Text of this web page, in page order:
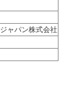
ャパン株式会社